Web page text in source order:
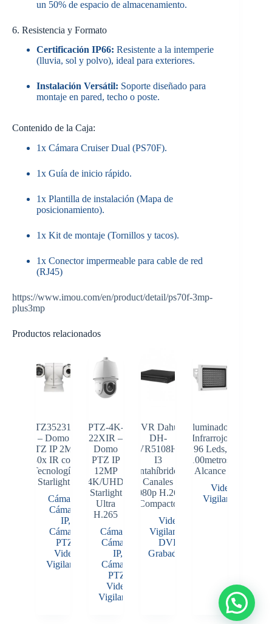
un 50% de espacio de almacenamiento.
6. Resistencia y Formato
Certificación IP66: Resistente a la intemperie
(lluvia, sol y polvo), ideal para exteriores.
Instalación Versátil: Soporte diseñado para
montaje en pared, techo o poste.
Contenido de la Caja:
1x Cámara Cruiser Dual (PS70F).
1x Guía de inicio rápido.
1x Plantilla de instalación (Mapa de
posicionamiento).
1x Kit de montaje (Tornillos y tacos).
1x Conector impermeable para cable de red
(RJ45)
https://www.imou.com/en/product/detail/ps70f-3mp-
plus3mp
Productos relacionados
PTZ35231X
– Domo
PTZ IP 2MP
30x IR con
Tecnología
Starlight
Cámaras
Cámaras
IP,
Cámaras
PTZ
Video
Vigilancia
PTZ-4K-
22XIR –
Domo
PTZ IP
12MP
(4K/UHD)
Starlight
Ultra
H.265
Cámaras
Cámaras
IP,
Cámaras
PTZ
Video
Vigilancia
DVR Dahua
DH-
XVR5108HS-
I3
Pentahíbrido 8
Canales
1080p H.265
Compacto
Video
Vigilancia
DVR
Grabadores
Iluminador
Infrarrojo
96 Leds,
100metros
Alcance
Video
Vigilancia